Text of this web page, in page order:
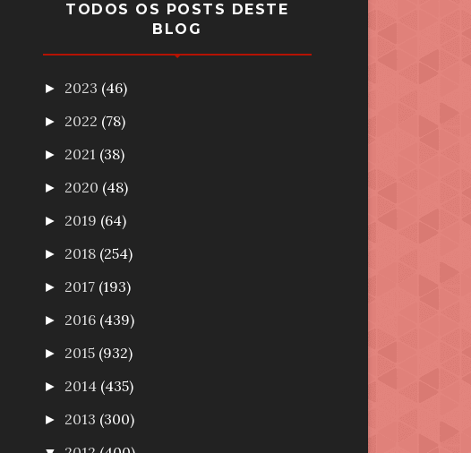
TODOS OS POSTS DESTE
BLOG
► 2023 (46)
► 2022 (78)
► 2021 (38)
► 2020 (48)
► 2019 (64)
► 2018 (254)
► 2017 (193)
► 2016 (439)
► 2015 (932)
► 2014 (435)
► 2013 (300)